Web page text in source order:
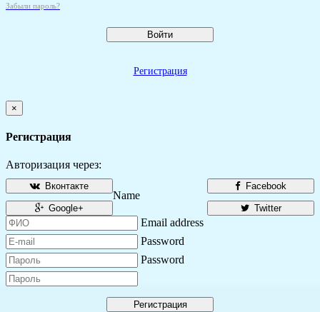
Забыли пароль?
Войти
Регистрация
×
Регистрация
Авторизация через:
Facebook
Вконтакте
Twitter
Google+
Name
Email address
Password
Password
Регистрация